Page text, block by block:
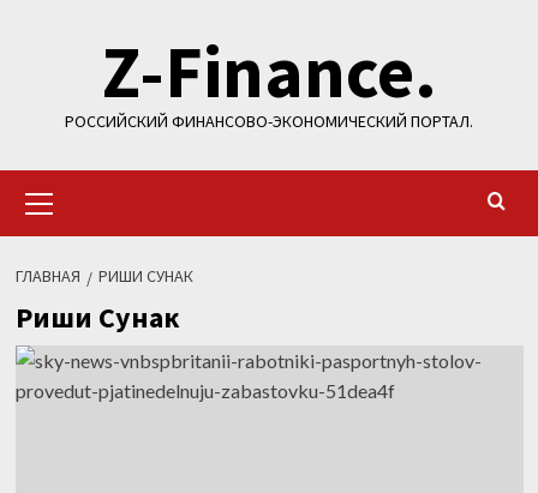
содержимомуZ-Finance.
РОССИЙСКИЙ ФИНАНСОВО-ЭКОНОМИЧЕСКИЙ ПОРТАЛ.
меню
ГЛАВНАЯ РИШИ СУНАК
Риши Сунак